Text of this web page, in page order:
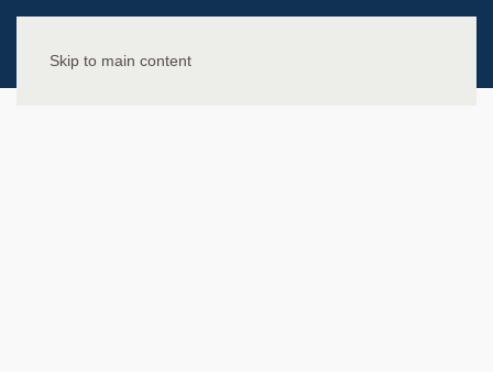
Skip to main content